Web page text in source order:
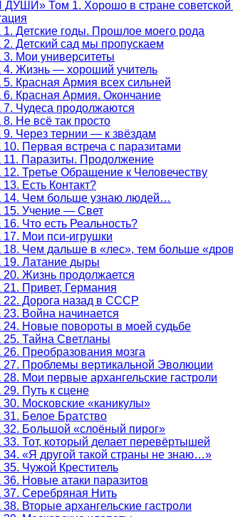
Том 1. Хорошо в стране советской
1. Детские годы. Прошлое моего рода
Детский сад мы пропускаем
Мои университеты
4. Жизнь — хороший учитель
Красная Армия всех сильней
6. Красная Армия. Окончание
7. Чудеса продолжаются
Не всё так просто
Через тернии — к звёздам
Первая встреча с паразитами
11. Паразиты. Продолжение
Третье Обращение к Человечеству
Есть Контакт?
14. Чем больше узнаю людей…
15. Учение — Свет
Что есть Реальность?
17. Мои пси-игрушки
18. Чем дальше в «лес», тем больше
19. Латание дыры
20. Жизнь продолжается
Привет, Германия
22. Дорога назад в СССР
Война начинается
24. Новые повороты в моей судьбе
25. Тайна Светланы
Преобразования мозга
27. Проблемы вертикальной Эволюции
Мои первые архангельские гастроли
Путь к сцене
Московские «каникулы»
Белое Братство
32. Большой «слоёный пирог»
Тот, который делает перевёртышей
34. «Я другой такой страны не знаю…»
Чужой Креститель
Новые атаки паразитов
37. Серебряная Нить
Вторые архангельские гастроли